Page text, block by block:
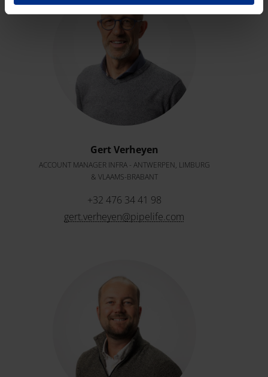
Gert Verheyen
ACCOUNT MANAGER INFRA - ANTWERPEN, LIMBURG
& VLAAMS-BRABANT
+32 476 34 41 98
gert.verheyen@pipelife.com